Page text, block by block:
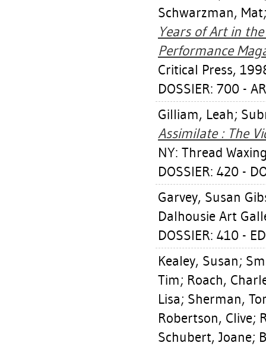
Schwarzman, Mat
Years of Art in
Performance
Critical Press,
DOSSIER: 700 -
Gilliam, Leah;
Assimilate : The
NY: Thread
DOSSIER: 420 -
Garvey, Susan
Dalhousie Art
DOSSIER: 410 -
Kealey, Susan;
Tim; Roach,
Lisa; Sherman,
Robertson, Clive;
Schubert, Joane;